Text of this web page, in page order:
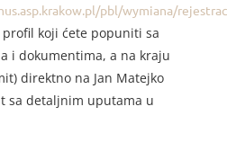
pbl/wymiana/
koji ćete popuniti sa
i dokumentima, a na kraju
direktno na Jan Matejko
sa detaljnim uputama u